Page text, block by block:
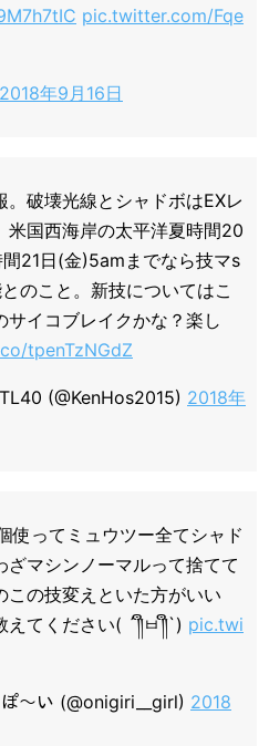
pic.twitter.com/Fqe
2018年9月16日
破壊光線とシャドボはEXレ
米国西海岸の太平洋夏時間20
21日(金)5amまでなら技マs
のこと。新技についてはこ
サイコブレイクかな？楽し
tpenTzNGdZ
(@KenHos2015) 2018年
使ってミュウツー全てシャド
マシンノーマルって捨てて
この技変えといた方がいい
てください( ´༎ຶㅂ༎ຶ`) pic.twi
〜い (@onigiri__girl) 2018